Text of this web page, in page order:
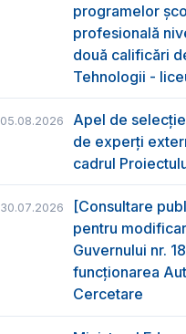
programelor
profesională
două calificări
Tehnologii -
05.08.2026
Apel de
de experți
cadrul
30.07.2026
[Consultare
pentru
Guvernului nr.
funcţionarea
Cercetare